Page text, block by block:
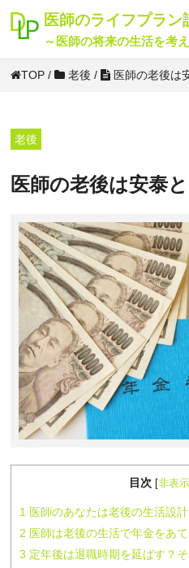
医師のライフプラン
～医師の将来の生活を考
海外 投資 転職 貯金
TOP / 老後 / 医師の老後は
老後
医師の老後は安泰
目次 [非表示
1 医師のあなたは老後の生活設
2 医師は老後の生活で年金をあ
3 定年後は退職時期を延ばす？